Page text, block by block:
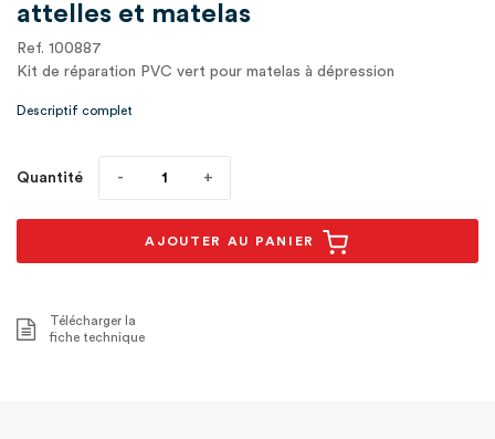
attelles et matelas
Ref. 100887
Kit de réparation PVC vert pour matelas à dépression
Descriptif complet
Quantité
AJOUTER AU PANIER
Télécharger la
fiche technique